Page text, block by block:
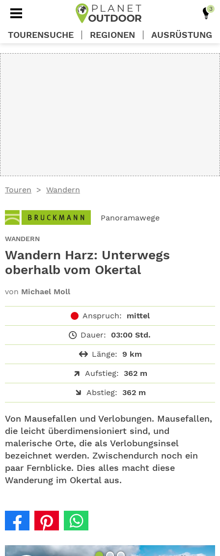
Touren Wandern
Panoramawege
WANDERN
Wandern Harz: Unterwegs
oberhalb vom Okertal
von Michael Moll
Anspruch: mittel
Dauer: 03:00 Std.
Länge: 9 km
Aufstieg: 362 m
Abstieg: 362 m
Von Mausefallen und Verlobungen. Mausefallen,
die leicht überdimensioniert sind, und
malerische Orte, die als Verlobungsinsel
bezeichnet werden. Zwischendurch noch ein
paar Fernblicke. Dies alles macht diese
Wanderung im Okertal aus.
TOURENSUCHE REGIONEN AUSRÜSTUNG
ABO
GEWINNEN
NEWSLETTER
SHOP